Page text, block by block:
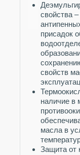
свойства
присадок
свойств
наличие в
масла в
Защита от